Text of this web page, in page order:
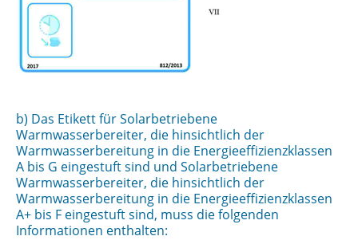
b) Das Etikett für Solarbetriebene
Warmwasserbereiter, die hinsichtlich der
Warmwasserbereitung in die Energieeffizienzklassen
A bis G eingestuft sind und Solarbetriebene
Warmwasserbereiter, die hinsichtlich der
Warmwasserbereitung in die Energieeffizienzklassen
A+ bis F eingestuft sind, muss die folgenden
Informationen enthalten: